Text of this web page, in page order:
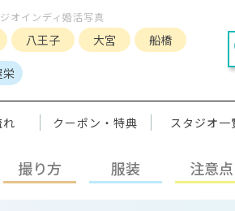
オインディ婚活写真
八王子 大宮 船橋
クーポン・特典 スタジオ一
撮り方 服装 注意点